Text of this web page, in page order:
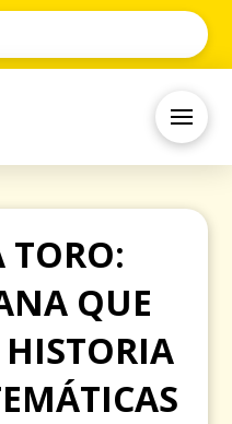
QUE